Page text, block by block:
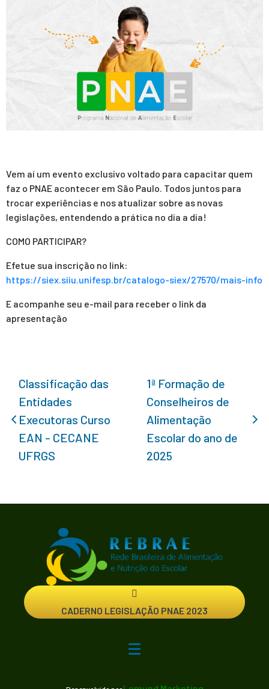
Vem aí um evento exclusivo voltado para capacitar quem
faz o PNAE acontecer em São Paulo. Todos juntos para
trocar experiências e nos atualizar sobre as novas
legislações, entendendo a prática no dia a dia!
COMO PARTICIPAR?
Efetue sua inscrição no link:
https://siex.siiu.unifesp.br/catalogo-siex/27570/mais-info
E acompanhe seu e-mail para receber o link da
apresentação
Classificação das
Entidades
Executoras Curso
EAN - CECANE
UFRGS
1ª Formação de
Conselheiros de
Alimentação
Escolar do ano de
2025
CADERNO LEGISLAÇÃO PNAE 2023